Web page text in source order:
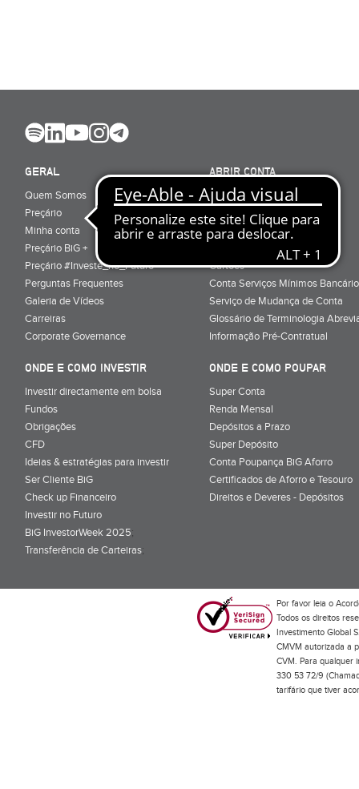
GERAL
Quem Somos
Preçário
Minha conta
Preçário BiG +
Preçário #Investe_no_Futuro
Perguntas Frequentes
Galeria de Vídeos
Carreiras
Corporate Governance
ABRIR CONTA
Porquê ser cliente
Particulares
Júnior (sub-18)
Cartões
Conta Serviços Mínimos
Serviço de Mudança de Conta
Glossário de Terminologia
Informação Pré-Contratual
ONDE E COMO INVESTIR
Investir directamente em bolsa
Fundos
Obrigações
CFD
Ideias & estratégias para investir
Ser Cliente BiG
Check up Financeiro
Investir no Futuro
BiG InvestorWeek 2025;
Transferência de Carteiras;
ONDE E COMO POUPAR
Super Conta
Renda Mensal
Depósitos a Prazo
Super Depósito
Conta Poupança BiG Aforro
Certificados de Aforro e Tesouro
Direitos e Deveres - Depósitos
Por favor leia o
Todos os direitos
Investimento Global
CMVM autorizada a
CVM. Para qualquer
330 53 72/9
tarifário que tiver